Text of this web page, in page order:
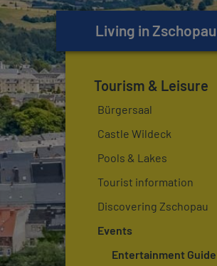
Living in Zschopau
Tourism & Leisure
Bürgersaal
Castle Wildeck
Pools & Lakes
Tourist information
Discovering Zschopau
Events
Entertainment Guide